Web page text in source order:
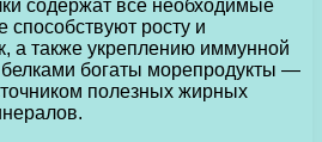
содержат все необходимые
росту и
а также укреплению иммунной
богаты морепродукты —
полезных жирных